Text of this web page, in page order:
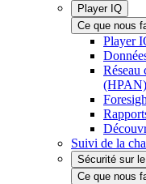
Player IQ
Ce que nous
Player
Réseau
(HPAN)
Suivi de la
Sécurité sur
Ce que nous